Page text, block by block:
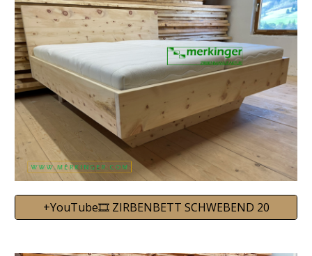
+YouTube🎞️ ZIRBENBETT SCHWEBEND 20